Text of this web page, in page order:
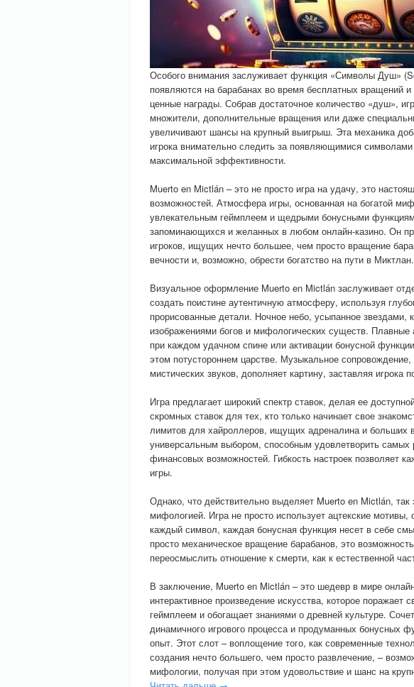
Особого внимания заслуживает функция «Символы Душ»
появляются на барабанах во время бесплатных вращений
ценные награды. Собрав достаточное количество «душ»,
множители, дополнительные вращения или даже
увеличивают шансы на крупный выигрыш. Эта механика
игрока внимательно следить за появляющимися
максимальной эффективности.
Muerto en Mictlán – это не просто игра на удачу, это
возможностей. Атмосфера игры, основанная на богатой
увлекательным геймплеем и щедрыми бонусными
запоминающихся и желанных в любом онлайн-казино. Он
игроков, ищущих нечто большее, чем просто вращение
вечности и, возможно, обрести богатство на пути в Миктлан.
Визуальное оформление Muerto en Mictlán заслуживает
создать поистине аутентичную атмосферу, используя
прорисованные детали. Ночное небо, усыпанное звездами,
изображениями богов и мифологических существ.
при каждом удачном спине или активации бонусной
этом потустороннем царстве. Музыкальное
мистических звуков, дополняет картину, заставляя
Игра предлагает широкий спектр ставок, делая ее
скромных ставок для тех, кто только начинает свое
лимитов для хайроллеров, ищущих адреналина и больших
универсальным выбором, способным удовлетворить самых
финансовых возможностей. Гибкость настроек позволяет
игры.
Однако, что действительно выделяет Muerto en Mictlán, так
мифологией. Игра не просто использует ацтекские мотивы,
каждый символ, каждая бонусная функция несет в себе
просто механическое вращение барабанов, это
переосмыслить отношение к смерти, как к естественной
В заключение, Muerto en Mictlán – это шедевр в мире
интерактивное произведение искусства, которое поражает
геймплеем и обогащает знаниями о древней культуре.
динамичного игрового процесса и продуманных бонусных
опыт. Этот слот – воплощение того, как современные
создания нечто большего, чем просто развлечение, –
мифологии, получая при этом удовольствие и шанс на